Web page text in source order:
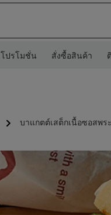
โปรโมชั่น สั่งซื้อสินค้า
บาแกตต์เสต็กเนื้อซอสพร